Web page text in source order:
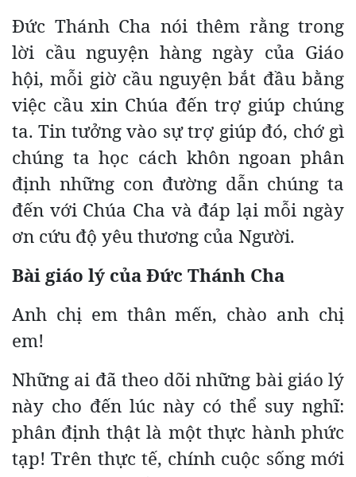
Đức Thánh Cha nói thêm rằng trong
lời cầu nguyện hàng ngày của Giáo
hội, mỗi giờ cầu nguyện bắt đầu bằng
việc cầu xin Chúa đến trợ giúp chúng
ta. Tin tưởng vào sự trợ giúp đó, chớ gì
chúng ta học cách khôn ngoan phân
định những con đường dẫn chúng ta
đến với Chúa Cha và đáp lại mỗi ngày
ơn cứu độ yêu thương của Người.
Bài giáo lý của Đức Thánh Cha
Anh chị em thân mến, chào anh chị
em!
Những ai đã theo dõi những bài giáo lý
này cho đến lúc này có thể suy nghĩ:
phân định thật là một thực hành phức
tạp! Trên thực tế, chính cuộc sống mới